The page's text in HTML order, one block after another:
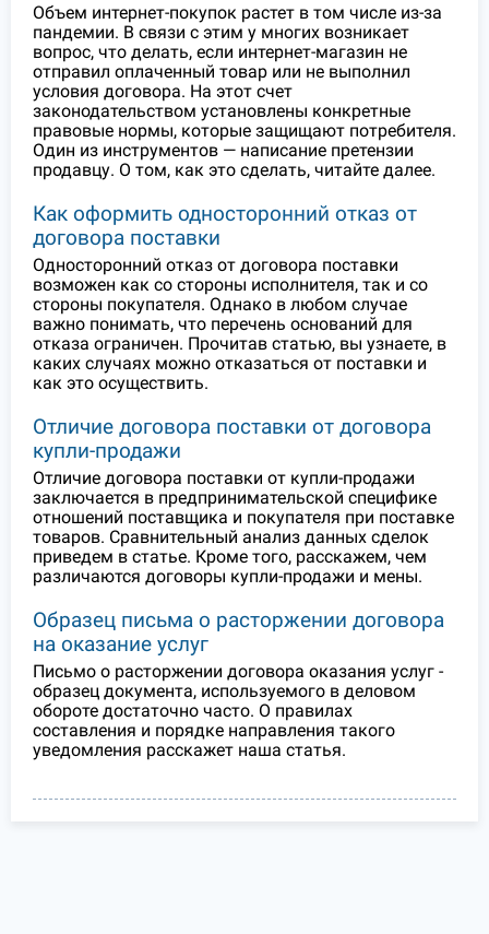
Объем интернет-покупок растет в том числе из-за
пандемии. В связи с этим у многих возникает
вопрос, что делать, если интернет-магазин не
отправил оплаченный товар или не выполнил
условия договора. На этот счет
законодательством установлены конкретные
правовые нормы, которые защищают потребителя.
Один из инструментов — написание претензии
продавцу. О том, как это сделать, читайте далее.
Как оформить односторонний отказ от
договора поставки
Односторонний отказ от договора поставки
возможен как со стороны исполнителя, так и со
стороны покупателя. Однако в любом случае
важно понимать, что перечень оснований для
отказа ограничен. Прочитав статью, вы узнаете, в
каких случаях можно отказаться от поставки и
как это осуществить.
Отличие договора поставки от договора
купли-продажи
Отличие договора поставки от купли-продажи
заключается в предпринимательской специфике
отношений поставщика и покупателя при поставке
товаров. Сравнительный анализ данных сделок
приведем в статье. Кроме того, расскажем, чем
различаются договоры купли-продажи и мены.
Образец письма о расторжении договора
на оказание услуг
Письмо о расторжении договора оказания услуг -
образец документа, используемого в деловом
обороте достаточно часто. О правилах
составления и порядке направления такого
уведомления расскажет наша статья.